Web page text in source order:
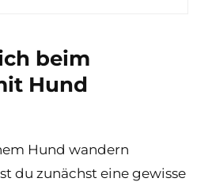
beim
Hund
Hund wandern
du zunächst eine gewisse